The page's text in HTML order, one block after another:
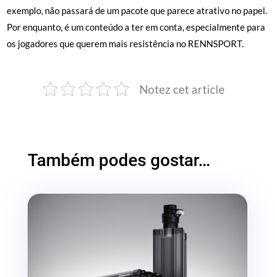
exemplo, não passará de um pacote que parece atrativo no papel.
Por enquanto, é um conteúdo a ter em conta, especialmente para
os jogadores que querem mais resistência no RENNSPORT.
Notez cet article
Também podes gostar…